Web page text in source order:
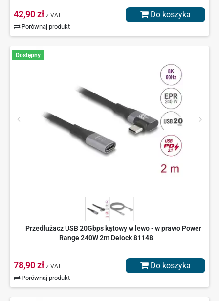
42,90 zł z VAT
Porównaj produkt
Do koszyka
Dostępny
Przedłużacz USB 20Gbps kątowy w lewo - w prawo Power
Range 240W 2m Delock 81148
78,90 zł z VAT
Porównaj produkt
Do koszyka